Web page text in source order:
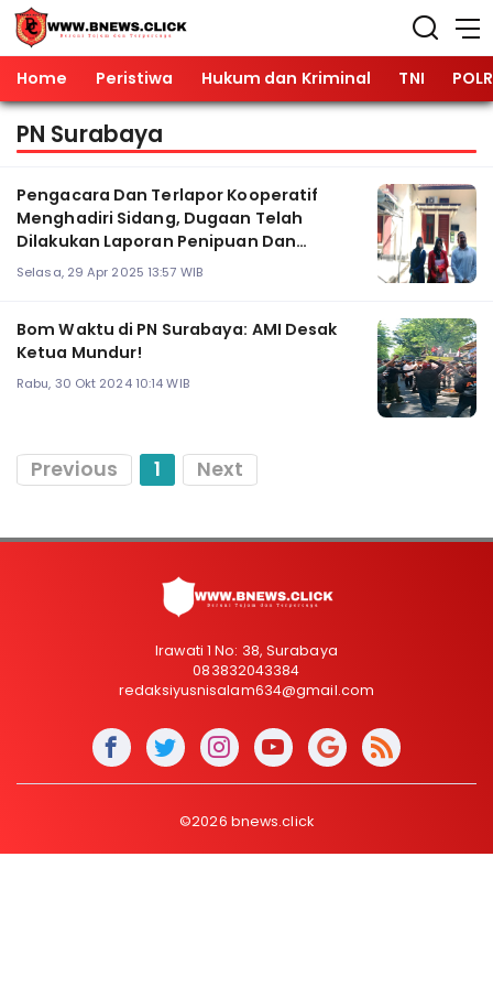
Home Peristiwa Hukum dan Kriminal TNI
PN Surabaya
Pengacara Dan Terlapor Kooperatif
Menghadiri Sidang, Dugaan Telah
Dilakukan Laporan Penipuan Dan
Penggelapan
Selasa, 29 Apr 2025 13:57 WIB
Bom Waktu di PN Surabaya: AMI Desak
Ketua Mundur!
Rabu, 30 Okt 2024 10:14 WIB
Previous 1 Next
Irawati 1 No: 38, Surabaya
083832043384
redaksiyusnisalam634@gmail.com
©2026 bnews.click